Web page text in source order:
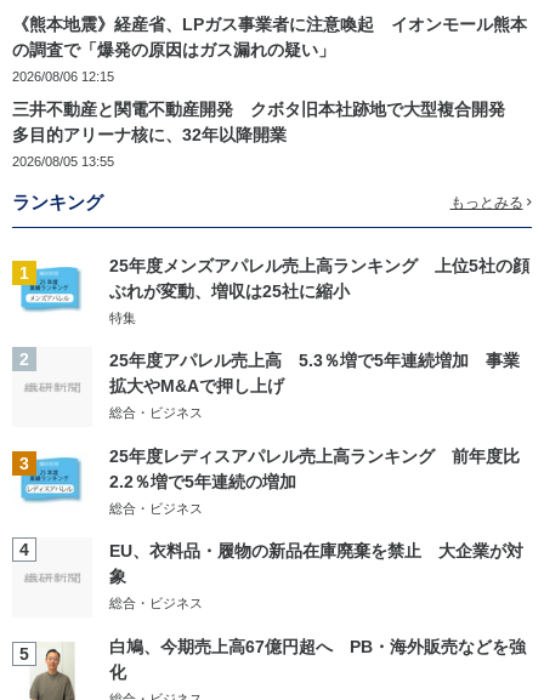
《熊本地震》経産省、LPガス事業者に注意喚起 イオンモール熊本
の調査で「爆発の原因はガス漏れの疑い」
2026/08/06 12:15
三井不動産と関電不動産開発 クボタ旧本社跡地で大型複合開発
多目的アリーナ核に、32年以降開業
2026/08/05 13:55
ランキング もっとみる
1
25年度メンズアパレル売上高ランキング 上位5社の顔
ぶれが変動、増収は25社に縮小
特集
2
25年度アパレル売上高 5.3％増で5年連続増加 事業
拡大やM&Aで押し上げ
総合・ビジネス
3
25年度レディスアパレル売上高ランキング 前年度比
2.2％増で5年連続の増加
総合・ビジネス
4
EU、衣料品・履物の新品在庫廃棄を禁止 大企業が対
象
総合・ビジネス
5
白鳩、今期売上高67億円超へ PB・海外販売などを強
化